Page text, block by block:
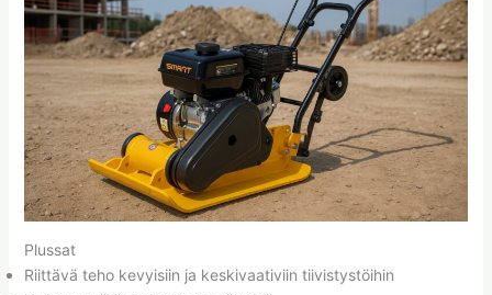
Plussat
Riittävä teho kevyisiin ja keskivaativiin tiivistystöihin